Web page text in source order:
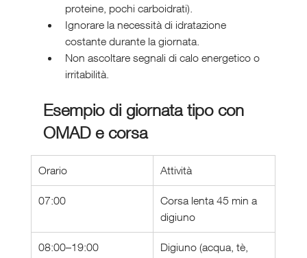
proteine, pochi carboidrati).
Ignorare la necessità di idratazione
costante durante la giornata.
Non ascoltare segnali di calo energetico o
irritabilità.
Esempio di giornata tipo con
OMAD e corsa
Orario Attività
07:00
Corsa lenta 45 min a
digiuno
08:00–19:00
Digiuno (acqua, tè,